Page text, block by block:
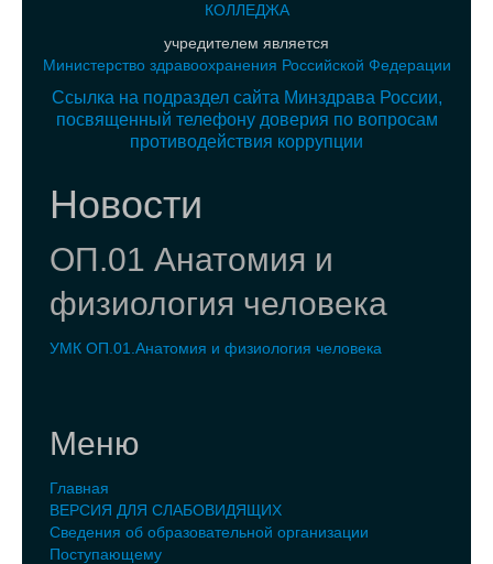
КОЛЛЕДЖА
учредителем является
Министерство здравоохранения Российской Федерации
Ссылка на подраздел сайта Минздрава России,
посвященный телефону доверия по вопросам
противодействия коррупции
Новости
ОП.01 Анатомия и
физиология человека
УМК ОП.01.Анатомия и физиология человека
Меню
Главная
ВЕРСИЯ ДЛЯ СЛАБОВИДЯЩИХ
Сведения об образовательной организации
Поступающему